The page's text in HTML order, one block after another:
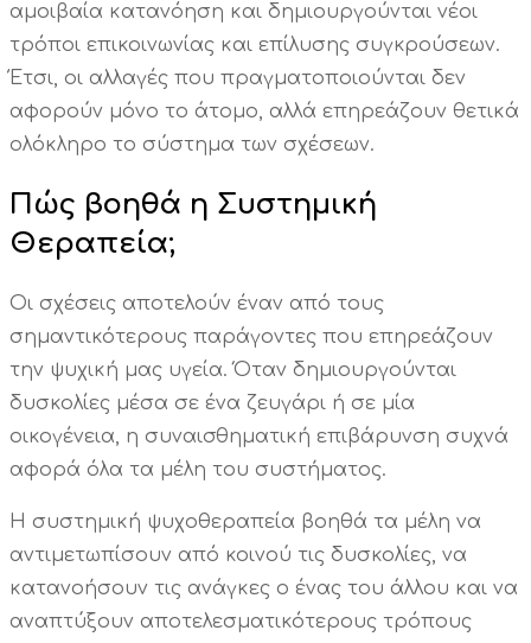
αμοιβαία κατανόηση και δημιουργούνται νέοι
τρόποι επικοινωνίας και επίλυσης συγκρούσεων.
Έτσι, οι αλλαγές που πραγματοποιούνται δεν
αφορούν μόνο το άτομο, αλλά επηρεάζουν θετικά
ολόκληρο το σύστημα των σχέσεων.
Πώς βοηθά η Συστημική
Θεραπεία;
Οι σχέσεις αποτελούν έναν από τους
σημαντικότερους παράγοντες που επηρεάζουν
την ψυχική μας υγεία. Όταν δημιουργούνται
δυσκολίες μέσα σε ένα ζευγάρι ή σε μία
οικογένεια, η συναισθηματική επιβάρυνση συχνά
αφορά όλα τα μέλη του συστήματος.
Η συστημική ψυχοθεραπεία βοηθά τα μέλη να
αντιμετωπίσουν από κοινού τις δυσκολίες, να
κατανοήσουν τις ανάγκες ο ένας του άλλου και να
αναπτύξουν αποτελεσματικότερους τρόπους